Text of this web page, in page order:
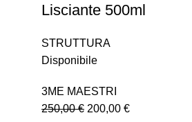
Lisciante 500ml
STRUTTURA
Disponibile
3ME MAESTRI
250,00€ 200,00 €